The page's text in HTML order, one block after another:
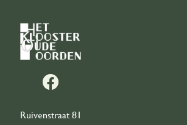
Contact
Ruivenstraat 81